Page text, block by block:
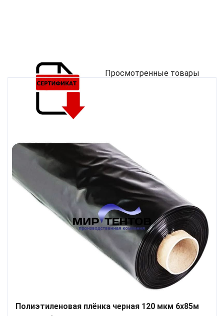
Просмотренные товары
Полиэтиленовая плёнка черная 120 мкм 6x85м